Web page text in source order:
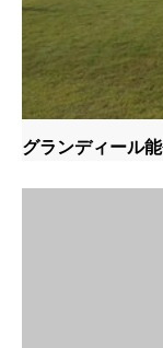
グランディール